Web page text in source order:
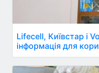
Lifecell, Київстар і
інформація для